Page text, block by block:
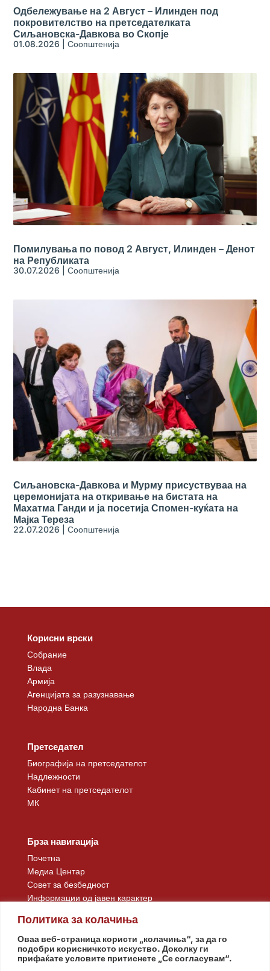
Политика за колачиња
Оваа веб-страница користи „колачиња“, за да го
подобри корисничкото искуство. Доколку ги
прифаќате условите притиснете „Се согласувам“.
Одбележување на 2 Август – Илинден под
покровителство на претседателката
Сиљановска-Давкова во Скопје
01.08.2026 |Соопштенија
Помилувања по повод 2 Август, Илинден – Денот
на Републиката
30.07.2026 |Соопштенија
Сиљановска-Давкова и Мурму присуствуваа на
церемонијата на откривање на бистата на
Махатма Ганди и ја посетија Спомен-куќата на
Мајка Тереза
22.07.2026 |Соопштенија
Корисни врски
Собрание
Влада
Армија
Агенцијата за разузнавање
Народна Банка
Претседател
Биографија на претседателот
Надлежности
Кабинет на претседателот
МК
Брза навигација
Почетна
Медиа Центар
Совет за безбедност
Информации од јавен карактер